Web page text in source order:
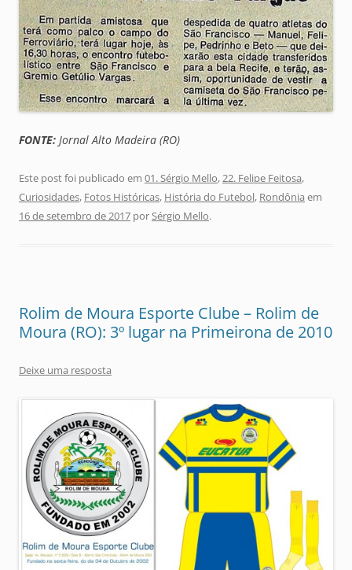
FONTE: Jornal Alto Madeira (RO)
Este post foi publicado em 01. Sérgio Mello,22. Felipe Feitosa,
Curiosidades, Fotos Históricas, História do Futebol, Rondônia em
16 de setembro de 2017 porSérgio Mello.
Rolim de Moura Esporte Clube – Rolim de
Moura (RO): 3º lugar na Primeirona de 2010
Deixe uma resposta